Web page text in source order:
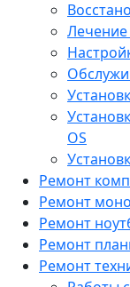
Лечение
OS
Ремонт
Ремонт
Ремонт
Ремонт
Ремонт